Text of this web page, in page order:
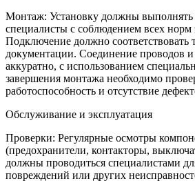
Монтаж: Установку должны
специалисты с соблюдением всех норм
Подключение должно соответствовать
документации. Соединение проводов
аккуратно, с использованием
завершения монтажа необходимо
работоспособность и отсутствие
Обслуживание и эксплуатация
Проверки: Регулярные осмотры
(предохранители, контакторы,
должны проводиться специалистами
повреждений или других